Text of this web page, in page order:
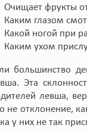
Очищает фрукты
Каким глазом
Какой ногой при
Каким ухом
большинство
Эта
левша,
не отклонение,
у них не так